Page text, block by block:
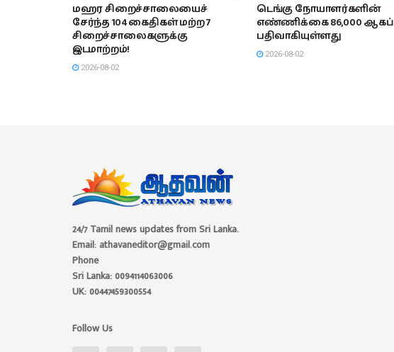
மஹர சிறைச்சாலையைச்
சேர்ந்த 104 கைதிகள் மற்ற 7
சிறைச்சாலைகளுக்கு
இடமாற்றம்!
2026-08-02
டெங்கு நோயாளர்களின்
எண்ணிக்கை 86,000 ஆகப்
பதிவாகியுள்ளது
2026-08-02
24/7 Tamil news updates from Sri Lanka.
Email: athavaneditor@gmail.com
Phone
Sri Lanka: 0094114063006
UK: 00447459300554
Follow Us